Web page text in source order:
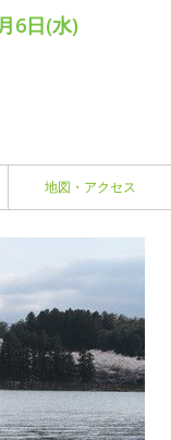
6日(水)
地図・アクセス